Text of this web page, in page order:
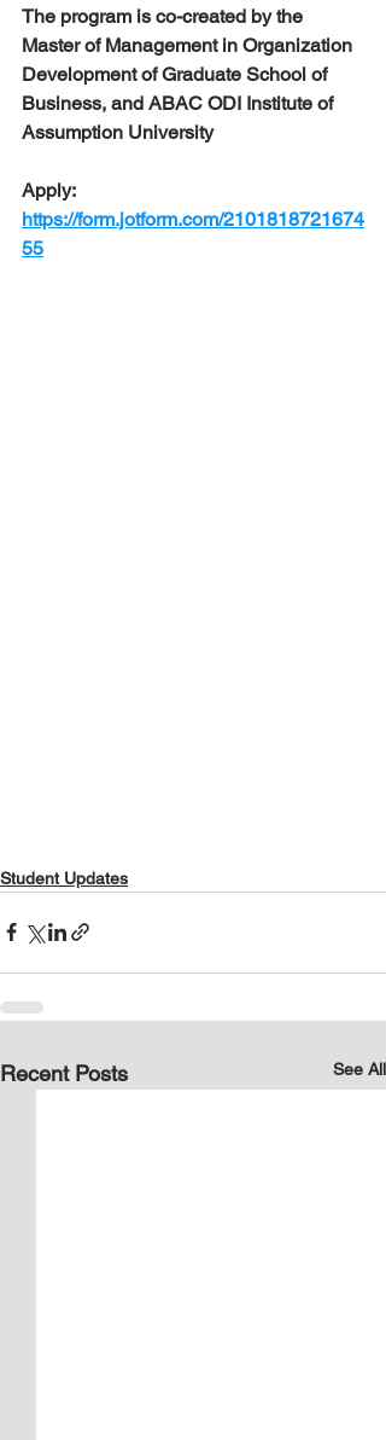
The program is co-created by the
Master of Management in Organization
Development of Graduate School of
Business, and ABAC ODI Institute of
Assumption University
Apply:
https://form.jotform.com/2101818721674
55
Student Updates
Recent Posts See All